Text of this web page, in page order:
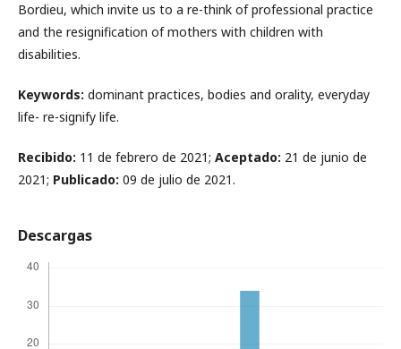
Bordieu, which invite us to a re-think of professional practice
and the resignification of mothers with children with
disabilities.
Keywords: dominant practices, bodies and orality, everyday
life- re-signify life.
Recibido: 11 de febrero de 2021; Aceptado: 21 de junio de
2021; Publicado: 09 de julio de 2021.
Descargas